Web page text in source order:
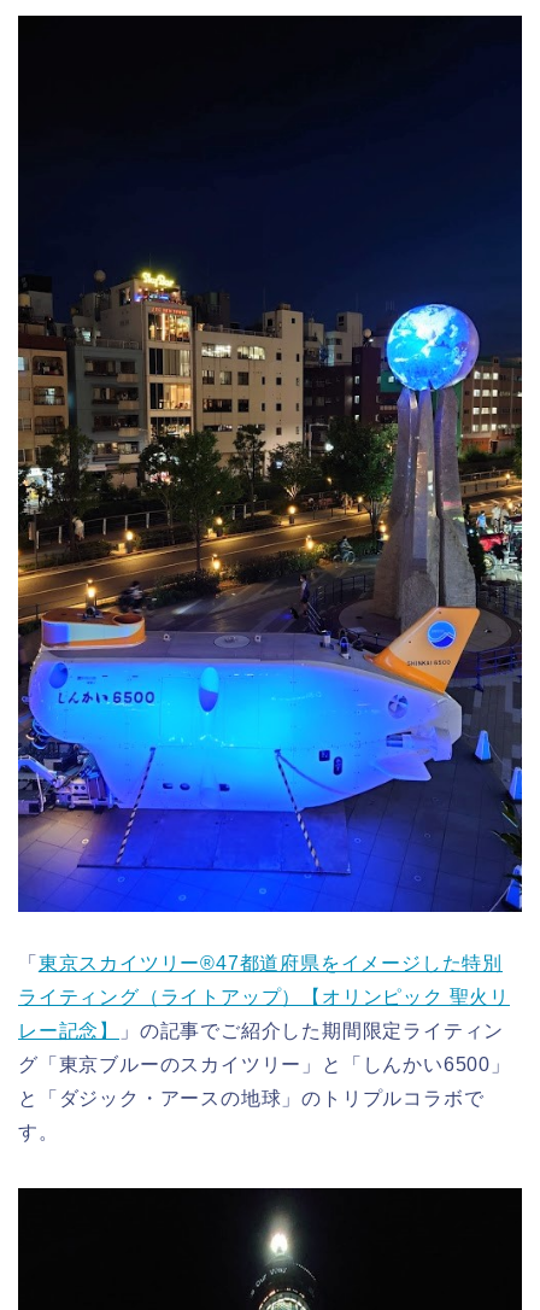
「 東京スカイツリー®47都道府県をイメージした特別
ライティング（ライトアップ）【オリンピック 聖火リ
レー記念】
」の記事でご紹介した期間限定ライティン
グ「東京ブルーのスカイツリー」と「しんかい6500」
と「ダジック・アースの地球」のトリプルコラボで
す。